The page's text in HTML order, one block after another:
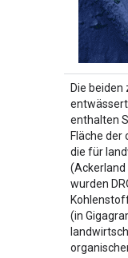
Die
enthalten
Fläche der
die für
wurden
(in